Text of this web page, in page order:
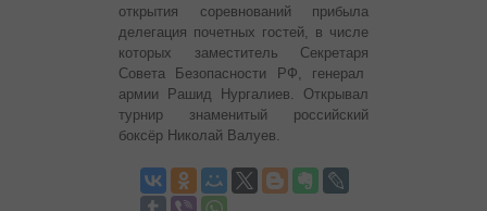
открытия соревнований прибыла
делегация почетных гостей, в числе
которых заместитель Секретаря
Совета Безопасности РФ, генерал
армии Рашид Нургалиев. Открывал
турнир знаменитый российский
боксёр Николай Валуев.